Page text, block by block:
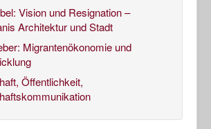
Vision und Resignation –
Architektur und Stadt
Migrantenökonomie und
Öffentlichkeit,